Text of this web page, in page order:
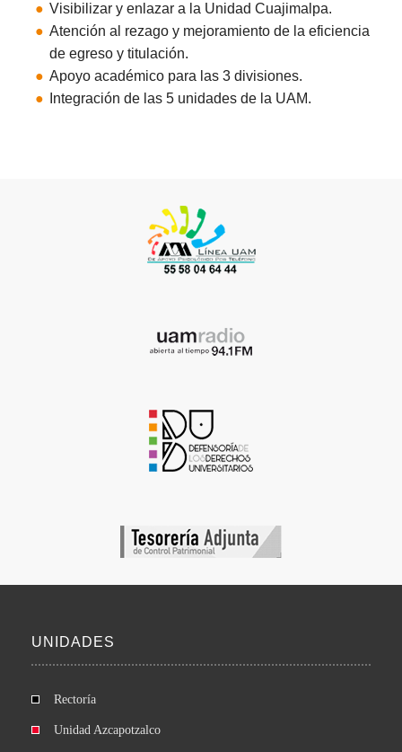
Visibilizar y enlazar a la Unidad Cuajimalpa.
Atención al rezago y mejoramiento de la eficiencia
de egreso y titulación.
Apoyo académico para las 3 divisiones.
Integración de las 5 unidades de la UAM.
UNIDADES
Rectoría
Unidad Azcapotzalco